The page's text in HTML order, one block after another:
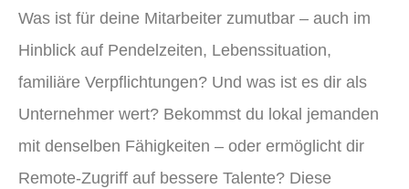
Was ist für deine Mitarbeiter zumutbar – auch im
Hinblick auf Pendelzeiten, Lebenssituation,
familiäre Verpflichtungen? Und was ist es dir als
Unternehmer wert? Bekommst du lokal jemanden
mit denselben Fähigkeiten – oder ermöglicht dir
Remote-Zugriff auf bessere Talente? Diese